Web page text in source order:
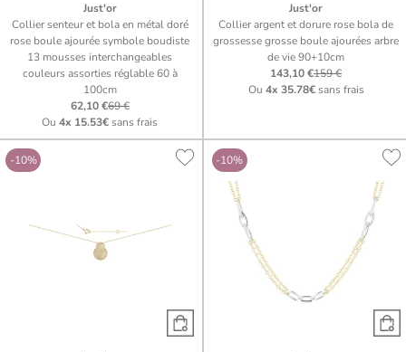
Just'or
Collier senteur et bola en métal doré
rose boule ajourée symbole boudiste
13 mousses interchangeables
couleurs assorties réglable 60 à
100cm
62,10 €69 €
Ou4x 15.53€sans frais
Just'or
Collier argent et dorure rose bola de
grossesse grosse boule ajourées arbre
de vie 90+10cm
143,10 €159 €
Ou 4x 35.78€sans frais
-10% -10%